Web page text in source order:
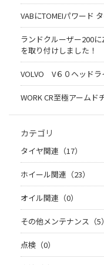
VABにTOMEIパワード
ランドクルーザー200
を取り付けしました！
VOLVO V６０ヘッドラ
WORK CR至極アームド
カテゴリ
タイヤ関連（17）
ホイール関連（23）
オイル関連（0）
その他メンテナンス（5）
点検（0）